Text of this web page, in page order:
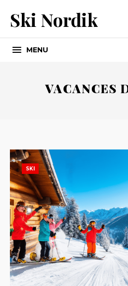
Ski Nordik
MENU
VACANCES
SKI